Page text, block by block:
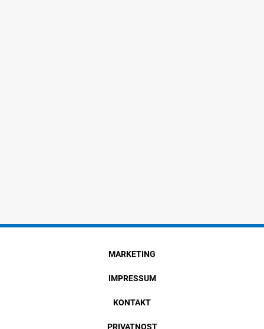
MARKETING
IMPRESSUM
KONTAKT
PRIVATNOST